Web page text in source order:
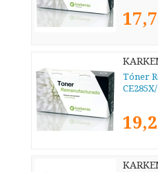
Tóner